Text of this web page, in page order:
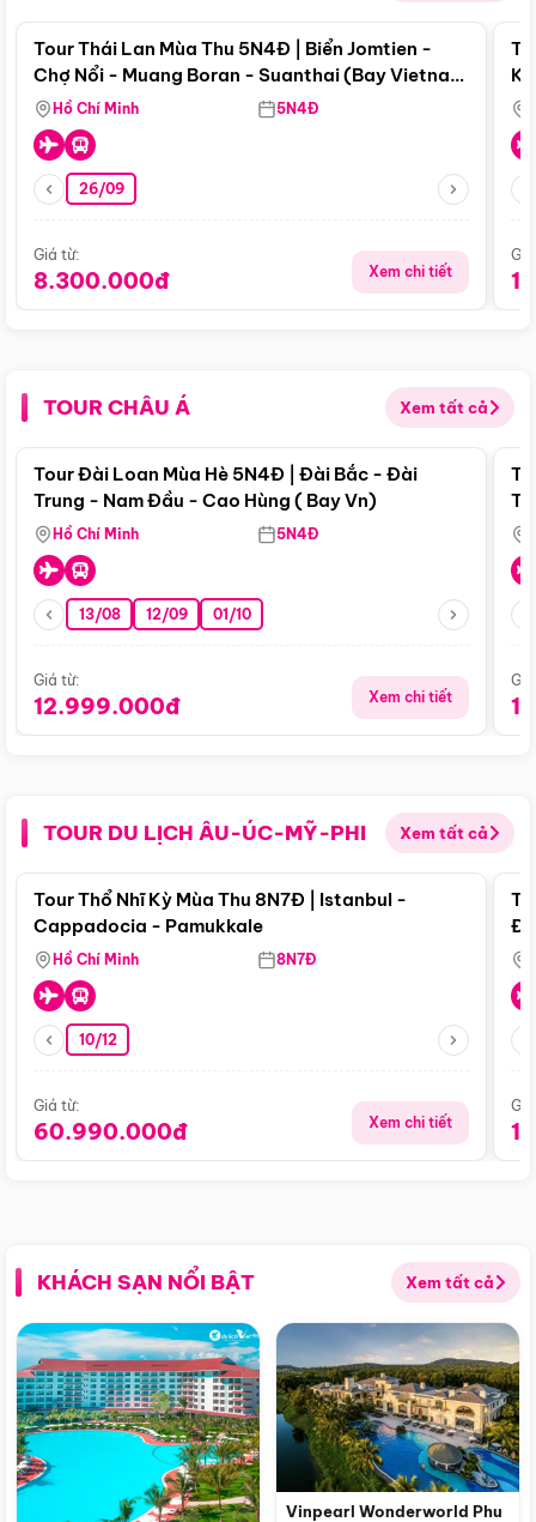
Tour Thái Lan Mùa Thu 5N4Đ | Biển Jomtien -
Chợ Nổi - Muang Boran - Suanthai (Bay Vietnam
Airlines)
Hồ Chí Minh 5N4Đ
26/09
Giá từ:
8.300.000đ Xem chi tiết
TOUR CHÂU Á Xem tất cả
Điểm nổi bật
Tour Đài Loan Mùa Hè 5N4Đ | Đài Bắc - Đài
Trung - Nam Đầu - Cao Hùng ( Bay Vn)
Hồ Chí Minh 5N4Đ
13/08 12/09 01/10
Giá từ:
12.999.000đ Xem chi tiết
TOUR DU LỊCH ÂU-ÚC-MỸ-PHI Xem tất cả
Điểm nổi bật
Tour Thổ Nhĩ Kỳ Mùa Thu 8N7Đ | Istanbul -
Cappadocia - Pamukkale
Hồ Chí Minh 8N7Đ
10/12
Giá từ:
60.990.000đ Xem chi tiết
KHÁCH SẠN NỔI BẬT Xem tất cả
Vinpearl Wonderworld Phu